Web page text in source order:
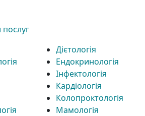
послуг
Дієтологія
Ендокринологія
Інфектологія
Кардіологія
Колопроктологія
Мамологія